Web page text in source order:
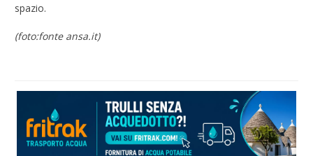
spazio.
(foto:fonte ansa.it)